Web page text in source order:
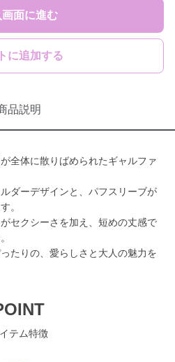
画面に進む
に追加する
品説明
全体に散りばめられたギャルファ
ダーデザインと、パフスリーブが
。
セクシーさを加え、短めの丈感で
たりの、愛らしさと大人の魅力を
テム特徴